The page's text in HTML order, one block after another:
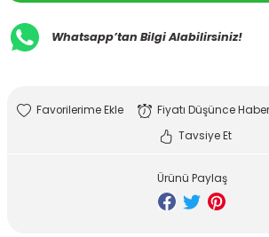
Whatsapp’tan Bilgi Alabilirsiniz!
Fiyatı Düşünce
Tavsiye Et
Ürünü Paylaş